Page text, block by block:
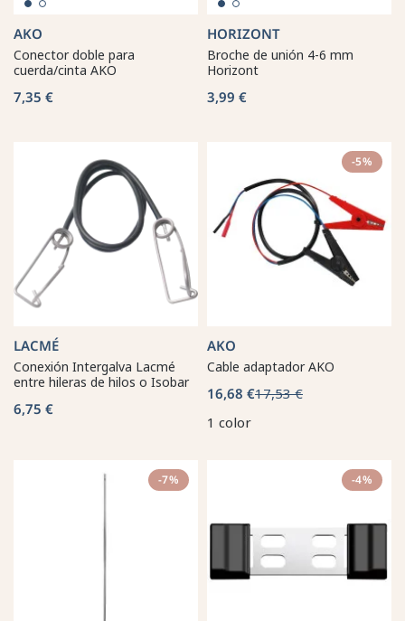
AKO
Conector doble para
cuerda/cinta AKO
7,35 €
HORIZONT
Broche de unión 4-6 mm
Horizont
3,99 €
LACMÉ
Conexión Intergalva Lacmé
entre hileras de hilos o Isobar
6,75 €
-5%
AKO
Cable adaptador AKO
16,68 €17,53 €
1 color
-7% -4%